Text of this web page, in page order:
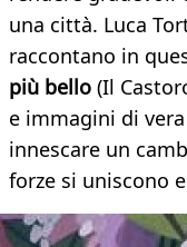
una città. Luca
raccontano in
più bello (Il
e immagini di
innescare un
forze si uniscono